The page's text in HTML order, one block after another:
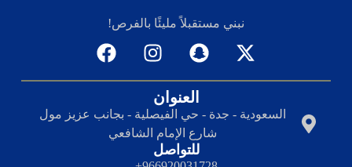
نبني مستقبلاً مليئًا بالفرص!
العنوان
السعودية - جدة - حي الفيصلية - بجانب عزيز مول
شارع الإمام الشافعي
للتواصل